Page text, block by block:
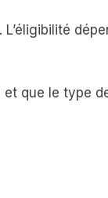
que le type